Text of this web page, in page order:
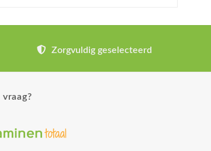
Zorgvuldig geselecteerd